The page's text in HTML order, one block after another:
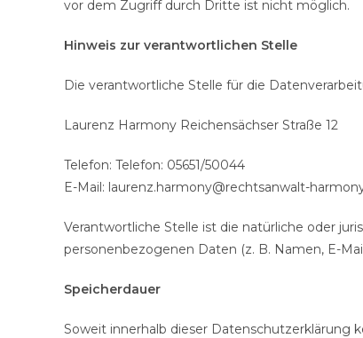
vor dem Zugriff durch Dritte ist nicht möglich.
Hinweis zur verantwortlichen Stelle
Die verantwortliche Stelle für die
Laurenz Harmony Reichensächser Straße 12
Telefon: Telefon: 05651/50044
E-Mail: laurenz.harmony@rechtsanwalt-
Verantwortliche Stelle ist die natürliche oder
personenbezogenen Daten (z. B. Namen, E-
Speicherdauer
Soweit innerhalb dieser Datenschutzerklärung